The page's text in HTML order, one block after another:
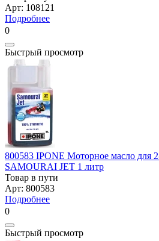
Арт: 108121
Подробнее
0
Быстрый просмотр
800583 IPONE Моторное масло для
SAMOURAI JET 1 литр
Товар в пути
Арт: 800583
Подробнее
0
Быстрый просмотр